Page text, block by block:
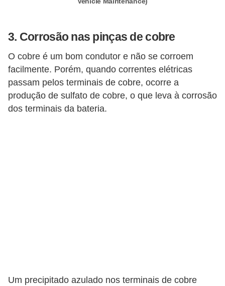
3. Corrosão nas pinças de cobre
O cobre é um bom condutor e não se corroem
facilmente. Porém, quando correntes elétricas
passam pelos terminais de cobre, ocorre a
produção de sulfato de cobre, o que leva à corrosão
dos terminais da bateria.
Um precipitado azulado nos terminais de cobre
e
m
a
n
u
t
c